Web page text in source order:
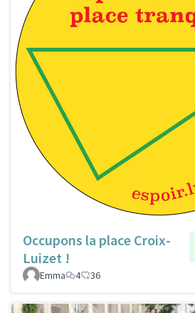
Occupons la place Croix-
Luizet !
Emma
4 36